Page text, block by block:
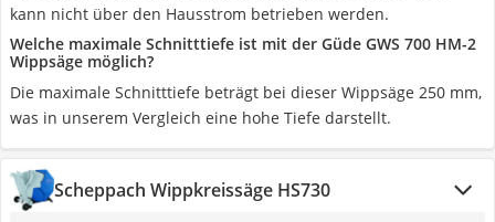
kann nicht über den Hausstrom betrieben werden.
Welche maximale Schnitttiefe ist mit der Güde GWS 700 HM-2
Wippsäge möglich?
Die maximale Schnitttiefe beträgt bei dieser Wippsäge 250 mm,
was in unserem Vergleich eine hohe Tiefe darstellt.
Scheppach Wippkreissäge HS730